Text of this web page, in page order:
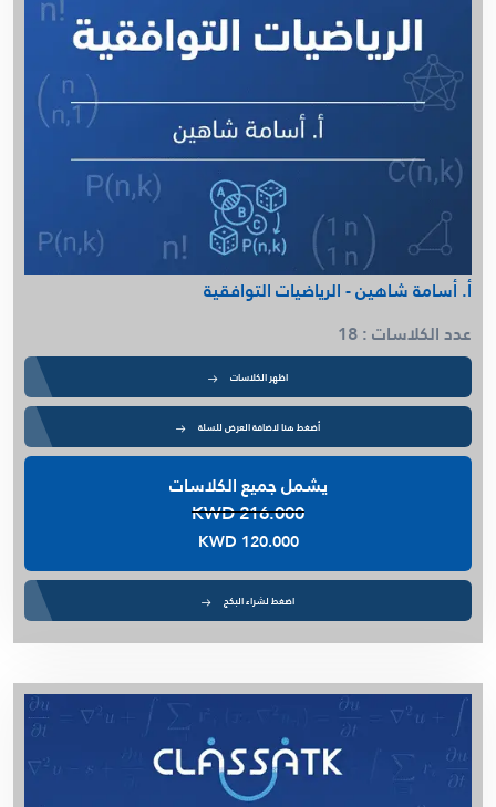
أ. أسامة شاهين - الرياضيات التوافقية
عدد الكلاسات : 18
اظهر الكلاسات
أضغط هنا لاضافة العرض للسلة
يشمل جميع الكلاسات
KWD 216.000
KWD 120.000
اضغط لشراء البكج